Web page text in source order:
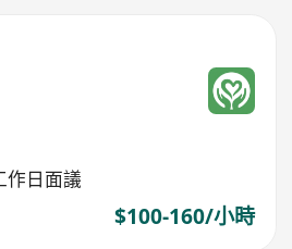
作日面議
$100-160/小時